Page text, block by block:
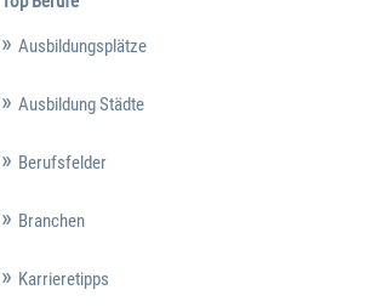
Ausbildungsplätze
Ausbildung Städte
Berufsfelder
Branchen
Karrieretipps